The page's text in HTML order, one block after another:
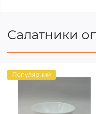
Салатники
Популярний